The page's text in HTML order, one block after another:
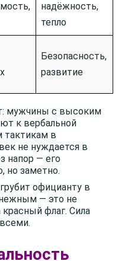
надёжность,
тепло
Безопасность,
развитие
мужчины с высоким
к вербальной
тактикам в
не нуждается в
напор — его
но заметно.
официанту в
— это не
красный флаг. Сила